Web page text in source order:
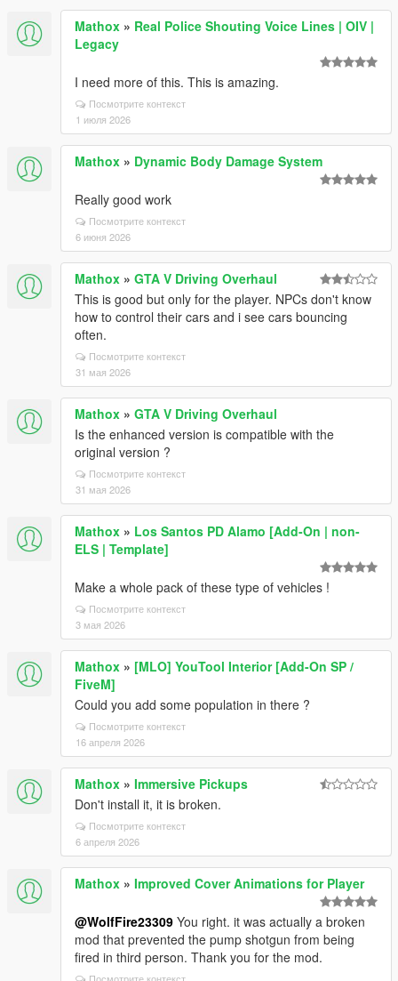
Mathox » Real Police Shouting Voice Lines | OIV |
Legacy
I need more of this. This is amazing.
Посмотрите контекст
1 июля 2026
Mathox » Dynamic Body Damage System
Really good work
Посмотрите контекст
6 июня 2026
Mathox » GTA V Driving Overhaul
This is good but only for the player. NPCs don't know
how to control their cars and i see cars bouncing
often.
Посмотрите контекст
31 мая 2026
Mathox » GTA V Driving Overhaul
Is the enhanced version is compatible with the
original version ?
Посмотрите контекст
31 мая 2026
Mathox » Los Santos PD Alamo [Add-On | non-
ELS | Template]
Make a whole pack of these type of vehicles !
Посмотрите контекст
3 мая 2026
Mathox » [MLO] YouTool Interior [Add-On SP /
FiveM]
Could you add some population in there ?
Посмотрите контекст
16 апреля 2026
Mathox » Immersive Pickups
Don't install it, it is broken.
Посмотрите контекст
6 апреля 2026
Mathox » Improved Cover Animations for Player
@WolfFire23309 You right. it was actually a broken
mod that prevented the pump shotgun from being
fired in third person. Thank you for the mod.